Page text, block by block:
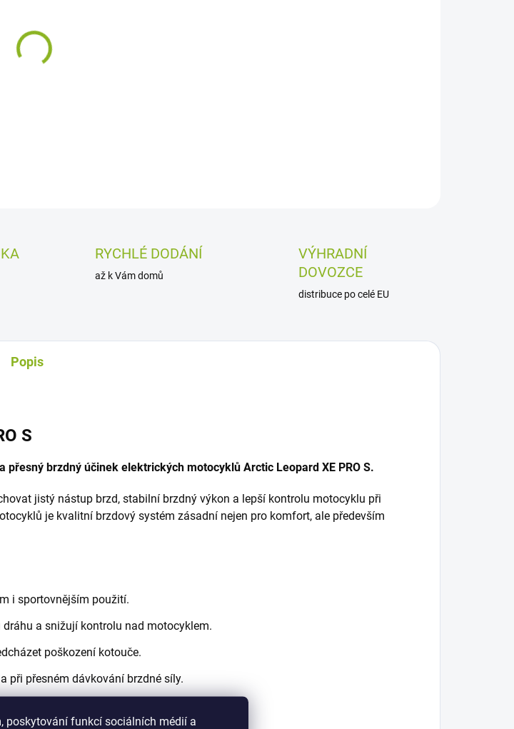
poskytování funkcí sociálních médií a
RYCHLÉ DODÁNÍ
až k Vám domů
VÝHRADNÍ
DOVOZCE
distribuce po celé EU
Popis
S
brzdný účinek elektrických motocyklů Arctic Leopard XE PRO S.
jistý nástup brzd, stabilní brzdný výkon a lepší kontrolu motocyklu při
je kvalitní brzdový systém zásadní nejen pro komfort, ale především
i sportovnějším použití.
a snižují kontrolu nad motocyklem.
poškození kotouče.
při přesném dávkování brzdné síly.